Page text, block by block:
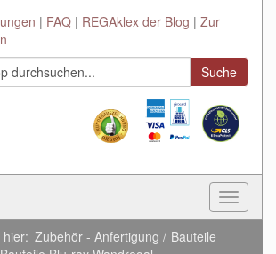
FAQ REGAklex der Blog
Zur
Suche
Toggle
hier: Zubehör - Anfertigung
Bauteile